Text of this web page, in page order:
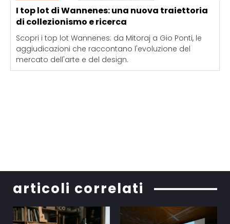
I top lot di Wannenes: una nuova traiettoria
di collezionismo e ricerca
Scopri i top lot Wannenes: da Mitoraj a Gio Ponti, le
aggiudicazioni che raccontano l'evoluzione del
mercato dell'arte e del design.
articoli correlati